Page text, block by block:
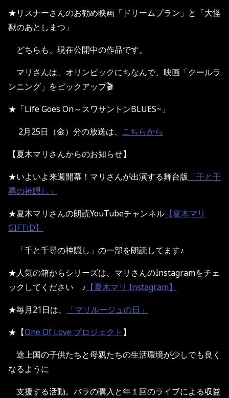
★リスナーさんのお勧め映画「ドリームプラン」と「大怪
獣のあとしまつ」
どちらも、現在公開中の作品です。
マリさんは、オリンピックにちなんで、映画「クールラ
ンニング」をピックアップ🎬
★「Life Goes On～スワサントンBLUES~」
2月25日（金）分の放送は、 こちらから
【夏木マリさんからのお知らせ】
★いよいよ来週開幕！マリさんが出演する舞台版 「千と千
尋の神隠し」
★夏木マリさんの朗読YouTubeチャンネル 【夏木マリ
GIFTiD】
「千と千尋の神隠し」の一部を朗読してます♪
★人気の箱からシリーズは、マリさんのInstagramをチェ
ックしてください ♪ 【夏木マリ Instagram】
★毎月21日は、
「マリルージュの日」
★【One Of Love プロジェクト 】
途上国の子供たちと母親たちの生活環境が少しでも良く
なるように
支援する活動。バラの購入と年１回のライブによる収益